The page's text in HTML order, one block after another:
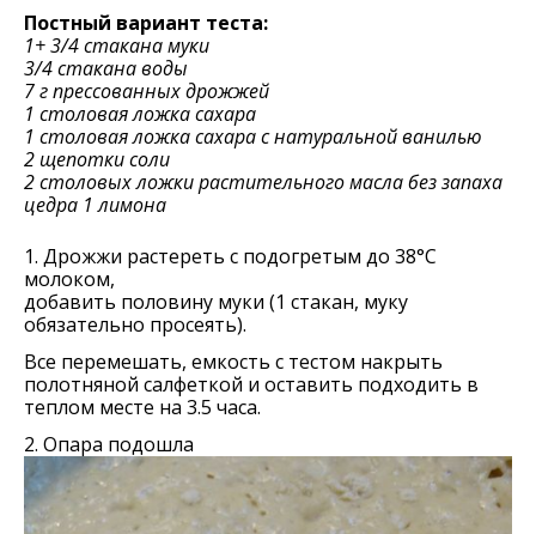
Постный вариант теста:
1+ 3/4 стакана муки
3/4 стакана воды
7 г прессованных дрожжей
1 столовая ложка сахара
1 столовая ложка сахара с натуральной ванилью
2 щепотки соли
2 столовых ложки растительного масла без запаха
цедра 1 лимона
1. Дрожжи растереть с подогретым до 38°С
молоком,
добавить половину муки (1 стакан, муку
обязательно просеять).
Все перемешать, емкость с тестом накрыть
полотняной салфеткой и оставить подходить в
теплом месте на 3.5 часа.
2. Опара подошла